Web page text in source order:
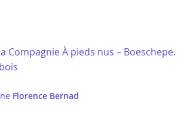
Compagnie À pieds nus – Boeschepe.
Florence Bernad